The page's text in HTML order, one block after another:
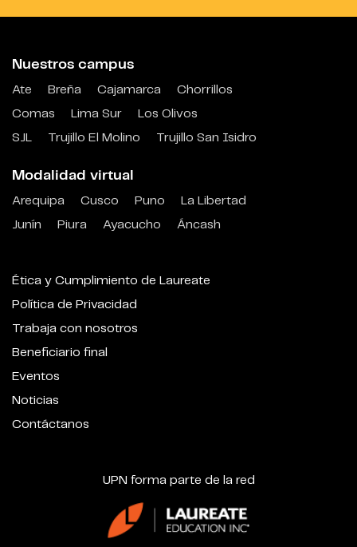
Nuestros campus
Ate Breña Cajamarca
Chorrillos
Comas
Lima Sur
Los Olivos
SJL
Trujillo El Molino Trujillo San Isidro
Modalidad virtual
Arequipa Cusco Puno
La Libertad
Junín
Piura Ayacucho Áncash
Ética y Cumplimiento de Laureate
Política de Privacidad
Trabaja con nosotros
Beneficiario final
Eventos
Noticias
Contáctanos
UPN forma parte de la red